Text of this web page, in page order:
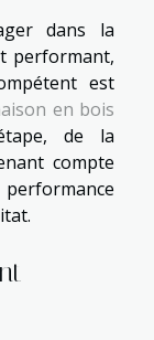
dans la
performant,
est
en bois
de la
compte